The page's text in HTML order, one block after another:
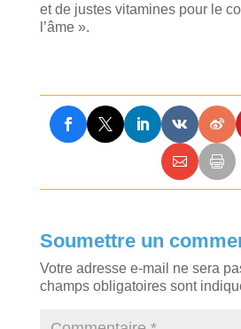
et de justes vitamines pour le
l’âme ».
Soumettre un
Votre adresse e-mail ne sera
champs obligatoires sont